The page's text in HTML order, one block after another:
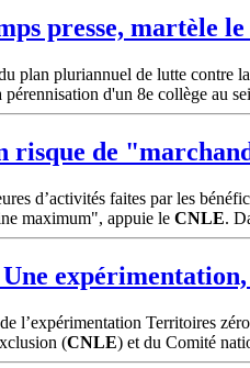
presse, martèle
plan pluriannuel de lutte contre
d'un 8e collège au
risque de
d’activités faites par les
maximum", appuie le CNLE.
expérimentation,
l’expérimentation Territoires
(CNLE) et du Comité